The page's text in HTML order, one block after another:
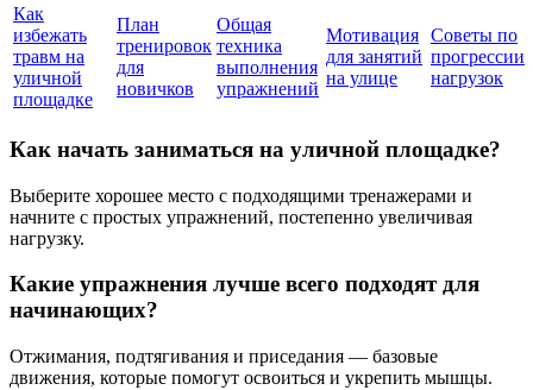
Как
избежать
травм на
уличной
площадке
План
тренировок
для
новичков
Общая
техника
выполнения
упражнений
Мотивация
для занятий
на улице
Советы по
прогрессии
нагрузок
Как начать заниматься на уличной площадке?
Выберите хорошее место с подходящими тренажерами и
начните с простых упражнений, постепенно увеличивая
нагрузку.
Какие упражнения лучше всего подходят для
начинающих?
Отжимания, подтягивания и приседания — базовые
движения, которые помогут освоиться и укрепить мышцы.